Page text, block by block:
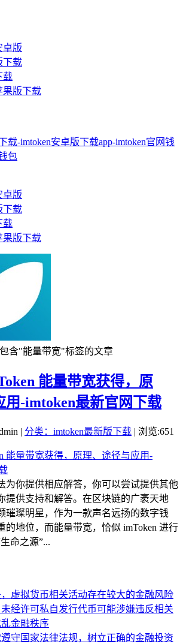
卓版
下载
载
果版下载
卓版
下载
载
果版下载
含"能量带宽"标签的文章
能量带宽获得，原
用-imtoken最新官网下载
| 分类：imtoken最新版下载 | 浏览:651
为你提供相应解答，你可以尝试提供其他
提供支持和解答。在区块链的广袤天地
璀璨明星，作为一款声名远扬的数字钱
的地位，而能量带宽，恰似 imToken 进行
命之源”...
虚拟货币相关活动存在较大的金融风险
经许可私自发行代币可能涉嫌违反相关
金融秩序
守国家法律法规，树立正确的金融投资